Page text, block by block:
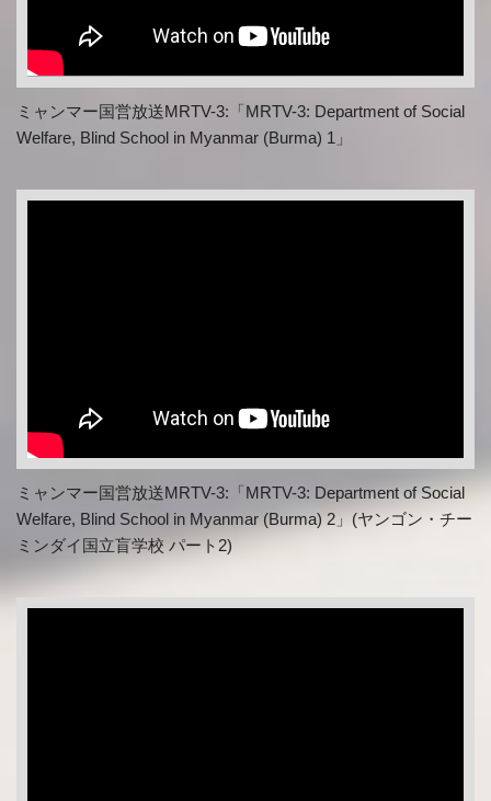
ミャンマー国営放送MRTV-3:「MRTV-3: Department of Social
Welfare, Blind School in Myanmar (Burma) 1」
ミャンマー国営放送MRTV-3:「MRTV-3: Department of Social
Welfare, Blind School in Myanmar (Burma) 2」(ヤンゴン・チー
ミンダイ国立盲学校 パート2)